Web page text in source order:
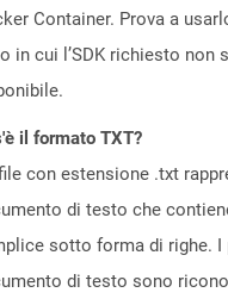
Container. Prova a
in cui l’SDK richiesto non
il formato TXT?
con estensione .txt
di testo che
sotto forma di righe. I
di testo sono